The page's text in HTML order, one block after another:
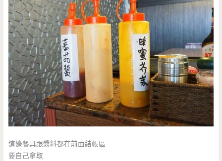
這邊餐具跟醬料都在前面結帳區
要自己拿取